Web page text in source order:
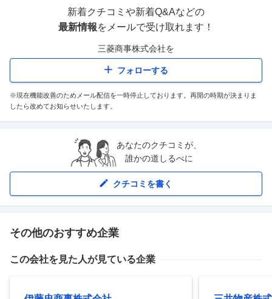
新着クチコミや新着Q&Aなどの
最新情報をメールで受け取れます！
三菱商事株式会社を
フォローする
※現在機能改善のためメール配信を一時停止しております。再開の時期が決まりま
したら改めてお知らせいたします。
あなたのクチコミが、
誰かの道しるべに
クチコミを書く
その他のおすすめ企業
この会社を見た人が見ている企業